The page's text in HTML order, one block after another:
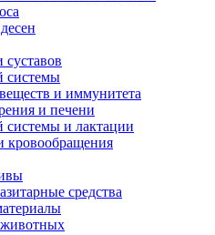
суставов
системы
и иммунитета
и печени
системы и лактации
кровообращения
средства
животных